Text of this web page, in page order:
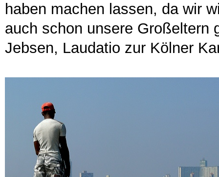
haben machen lassen, da wir
auch schon unsere Großeltern
Jebsen, Laudatio zur Kölner